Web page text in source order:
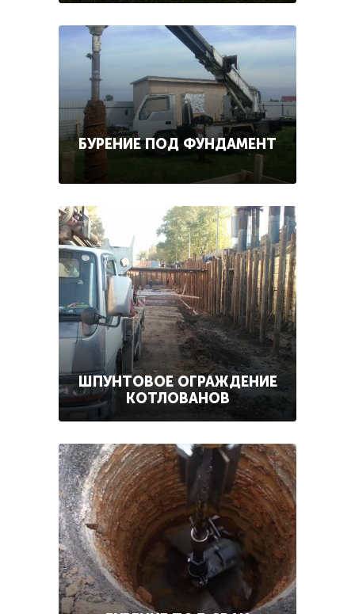
БУРЕНИЕ ПОД ФУНДАМЕНТ
ШПУНТОВОЕ ОГРАЖДЕНИЕ
КОТЛОВАНОВ